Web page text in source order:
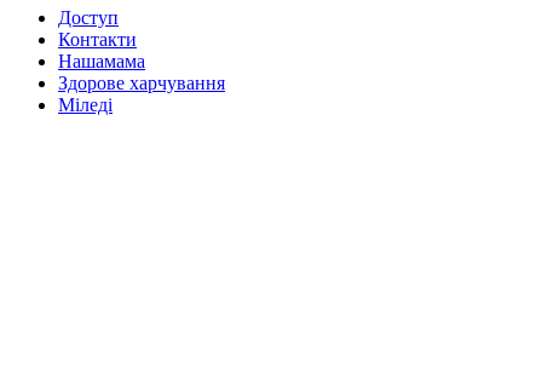
Доступ
Контакти
Нашамама
Здорове харчування
Міледі